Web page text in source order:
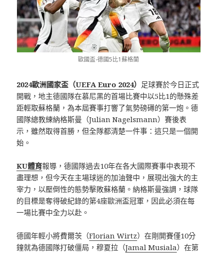
歐國盃-德國5比1蘇格蘭
2024歐洲國家盃（UEFA Euro 2024） 足球賽於今日正式
開戰，地主德國隊在慕尼黑的首場比賽中以5比1的懸殊差
距輕取蘇格蘭，為本屆賽事打響了氣勢磅礡的第一炮。德
國隊總教練納格斯曼（Julian Nagelsmann）賽後表
示，雖然取得首勝，但全隊都清楚一件事：這只是一個開
始。
KU體育報導，德國隊過去10年在各大國際賽事中表現不
盡理想，但今天在主場球迷的加油聲中，展現出強大的主
宰力，以壓倒性的態勢擊敗蘇格蘭。納格斯曼強調，球隊
的目標是奪得破紀錄的第4座歐洲盃冠軍，因此必須在每
一場比賽中全力以赴。
德國年輕小將費爾茨（Florian Wirtz）在剛開賽僅10分
鐘就為德國隊打破僵局，穆夏拉（Jamal Musiala）在第